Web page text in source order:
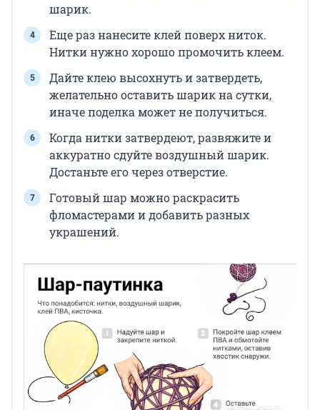
шарик.
Еще раз нанесите клей поверх ниток.
Нитки нужно хорошо промочить клеем.
Дайте клею высохнуть и затвердеть,
желательно оставить шарик на сутки,
иначе поделка может не получиться.
Когда нитки затвердеют, развяжите и
аккуратно сдуйте воздушный шарик.
Достаньте его через отверстие.
Готовый шар можно раскрасить
фломастерами и добавить разных
украшений.